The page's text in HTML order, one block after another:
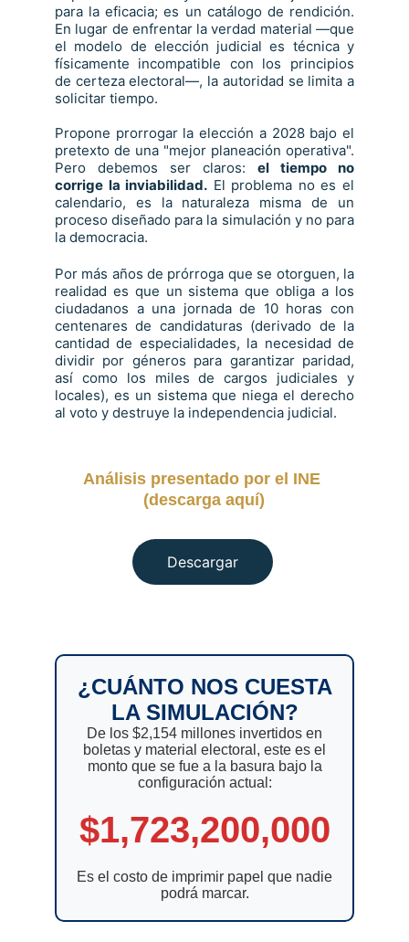
para la eficacia; es un catálogo de rendición.
En lugar de enfrentar la verdad material —que
el modelo de elección judicial es técnica y
físicamente incompatible con los principios
de certeza electoral—, la autoridad se limita a
solicitar tiempo.
Propone prorrogar la elección a 2028 bajo el
pretexto de una "mejor planeación operativa".
Pero debemos ser claros: el tiempo no
corrige la inviabilidad. El problema no es el
calendario, es la naturaleza misma de un
proceso diseñado para la simulación y no para
la democracia.
Por más años de prórroga que se otorguen, la
realidad es que un sistema que obliga a los
ciudadanos a una jornada de 10 horas con
centenares de candidaturas (derivado de la
cantidad de especialidades, la necesidad de
dividir por géneros para garantizar paridad,
así como los miles de cargos judiciales y
locales), es un sistema que niega el derecho
al voto y destruye la independencia judicial.
Descargar
Análisis presentado por el INE
(descarga aquí)